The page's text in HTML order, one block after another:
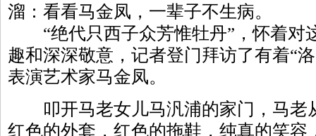
溜：看看马金凤，一辈子不生病。
“绝代只西子众芳惟牡丹”，怀着对
趣和深深敬意，记者登门拜访了有着“
表演艺术家马金凤。
叩开马老女儿马汎浦的家门，马老
红色的外套，红色的拖鞋，纯真的笑容